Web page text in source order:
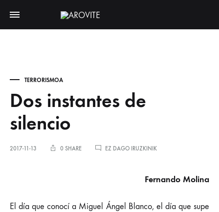
TERRORISMOA
Dos instantes de
silencio
2017-11-13 0 SHARE EZ DAGO IRUZKINIKDOS
SILENCIO
SARRERAN
Fernando Molina
El día que conocí a Miguel Ángel Blanco, el día que supe